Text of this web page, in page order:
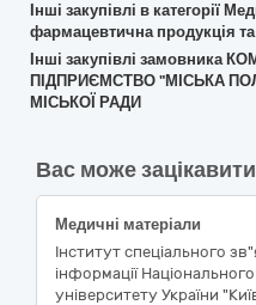
Інші закупівлі в категорії
фармацевтична продукція та
Інші закупівлі
ПІДПРИЄМСТВО "МІСЬКА
МІСЬКОЇ РАДИ
Вас може зацікавити
Медичні матеріали
Інститут спеціального
інформації
університету України